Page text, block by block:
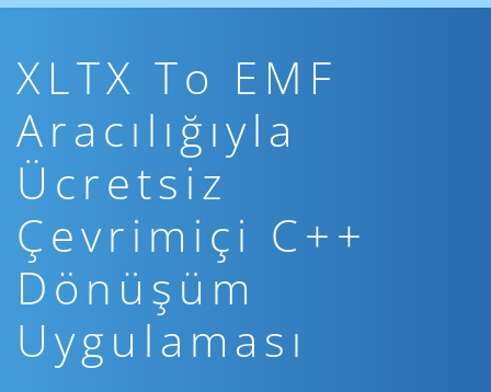
XLTX To EMF
Aracılığıyla
Ücretsiz
Çevrimiçi C++
Dönüşüm
Uygulaması